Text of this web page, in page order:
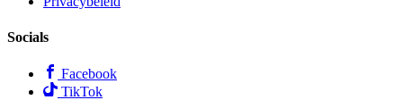
Socials
Facebook
TikTok